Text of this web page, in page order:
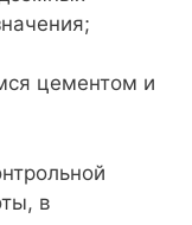
цементом и
в